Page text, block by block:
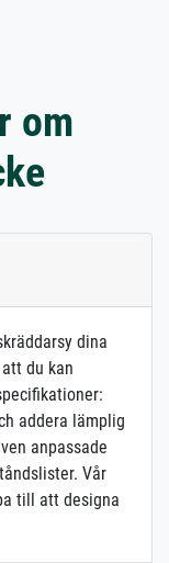
om
dina
du kan
addera lämplig
anpassade
Vår
till att designa